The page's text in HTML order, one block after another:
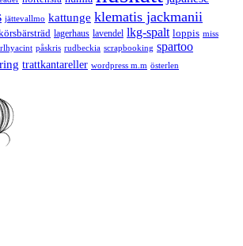
jättevallmo kattunge klematis jackmanii
lagerhaus lavendel lkg-spalt loppis miss
påskris rudbeckia scrapbooking spartoo
trattkantareller wordpress m.m österlen